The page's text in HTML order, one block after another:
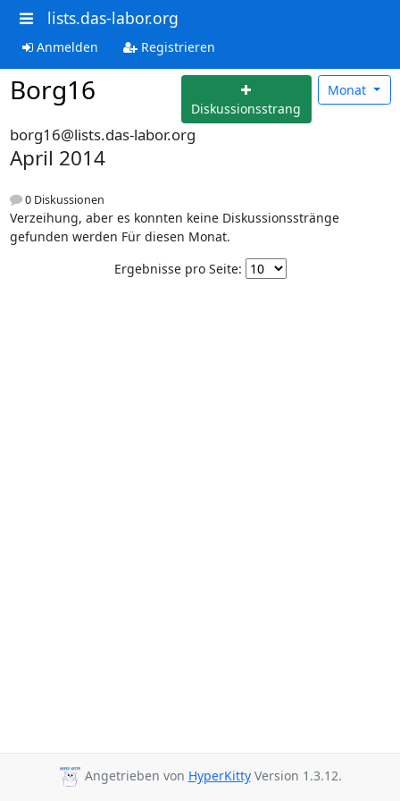
lists.das-labor.org
Anmelden Registrieren
Borg16
Diskussionsstrang
Monat
borg16@lists.das-labor.org
April 2014
0 Diskussionen
Verzeihung, aber es konnten keine Diskussionsstränge
gefunden werden Für diesen Monat.
Ergebnisse pro Seite:
Angetrieben von HyperKittyVersion 1.3.12.